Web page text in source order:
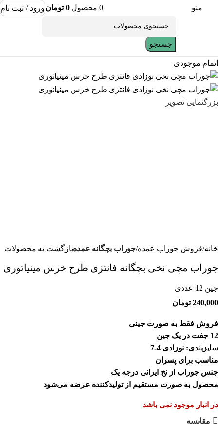
منو 0 محصول 0 تومانورود / ثبت نام
جستجو
اتمام موجودی
بزرگنمایی تصویر
خانه فروش جوراب عمده جوراب بچگانه عمدهبازگشت به محصولات
جوراب مچی نخی بچگانه فانتزی طرح خرس مینیاتوری
جین 12 عددی
240,000 تومان
فروش فقط به صورت جینی
12 جفت در یک جین
سایزبندی: نوزادی 4-7
مناسب برای پسران
جنس جوراب از نخ ایرانی درجه یک
محصول به صورت مستقیم از تولیدکننده عرضه می‌شود
در انبار موجود نمی باشد
مقایسه